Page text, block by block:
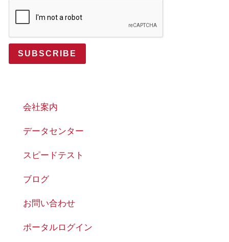
会社案内
データセンター
スピードテスト
ブログ
お問い合わせ
ポータルログイン
SUBSCRIBE